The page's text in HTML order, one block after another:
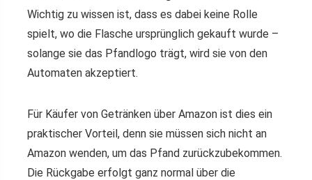
Wichtig zu wissen ist, dass es dabei keine Rolle
spielt, wo die Flasche ursprünglich gekauft wurde –
solange sie das Pfandlogo trägt, wird sie von den
Automaten akzeptiert.
Für Käufer von Getränken über Amazon ist dies ein
praktischer Vorteil, denn sie müssen sich nicht an
Amazon wenden, um das Pfand zurückzubekommen.
Die Rückgabe erfolgt ganz normal über die